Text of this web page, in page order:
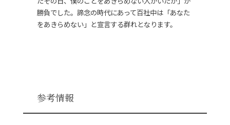
勝負でした。諦念の時代にあって百社中は「あなた
をあきらめない」と宣言する群れとなります。
参考情報